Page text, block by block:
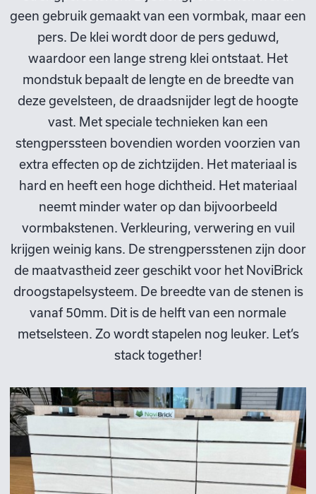
geen gebruik gemaakt van een vormbak, maar een
pers. De klei wordt door de pers geduwd,
waardoor een lange streng klei ontstaat. Het
mondstuk bepaalt de lengte en de breedte van
deze gevelsteen, de draadsnijder legt de hoogte
vast. Met speciale technieken kan een
stengperssteen bovendien worden voorzien van
extra effecten op de zichtzijden. Het materiaal is
hard en heeft een hoge dichtheid. Het materiaal
neemt minder water op dan bijvoorbeeld
vormbakstenen. Verkleuring, verwering en vuil
krijgen weinig kans. De strengpersstenen zijn door
de maatvastheid zeer geschikt voor het NoviBrick
droogstapelsysteem. De breedte van de stenen is
vanaf 50mm. Dit is de helft van een normale
metselsteen. Zo wordt stapelen nog leuker. Let’s
stack together!